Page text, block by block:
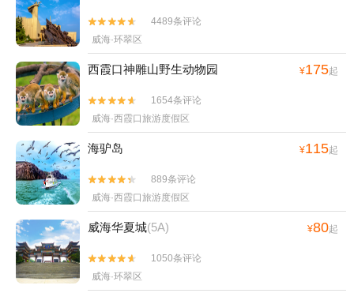


4489条评论
威海·环翠区
西霞口神雕山野生动物园 ¥175起


1654条评论
威海·西霞口旅游度假区
海驴岛 ¥115起


889条评论
威海·西霞口旅游度假区
威海华夏城(5A) ¥80起


1050条评论
威海·环翠区